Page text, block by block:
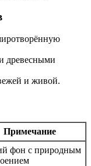
древесными
и живой.
Примечание
фон с природным